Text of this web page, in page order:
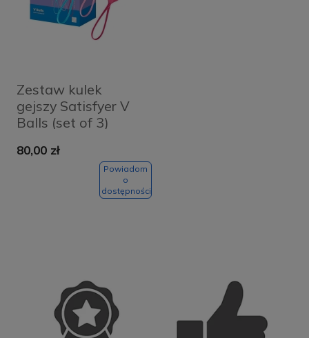
Zestaw kulek
gejszy Satisfyer V
Balls (set of 3)
80,00 zł
Powiadom
o
dostępności